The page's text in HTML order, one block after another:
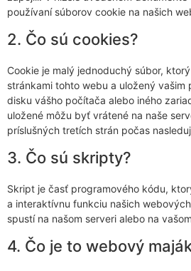
používaní súborov cookie na našich
2. Čo sú cookies?
Cookie je malý jednoduchý súbor,
stránkami tohto webu a uložený vašim
disku vášho počítača alebo iného
uložené môžu byť vrátené na naše
príslušných tretích strán počas
3. Čo sú skripty?
Skript je časť programového kódu,
a interaktívnu funkciu našich
spustí na našom serveri alebo na
4. Čo je to webový